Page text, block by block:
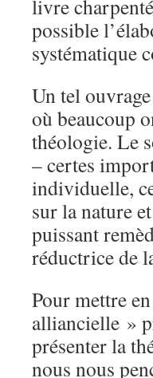
livre
possible
systématique
Un tel
où beaucoup
théologie. Le
– certes
individuelle,
sur la nature
puissant
réductrice de
Pour mettre
alliancielle »
présenter la
nous nous